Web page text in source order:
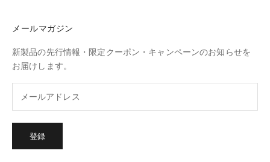
メールマガジン
新製品の先行情報・限定クーポン・キャンペーンのお知らせを
お届けします。
登録